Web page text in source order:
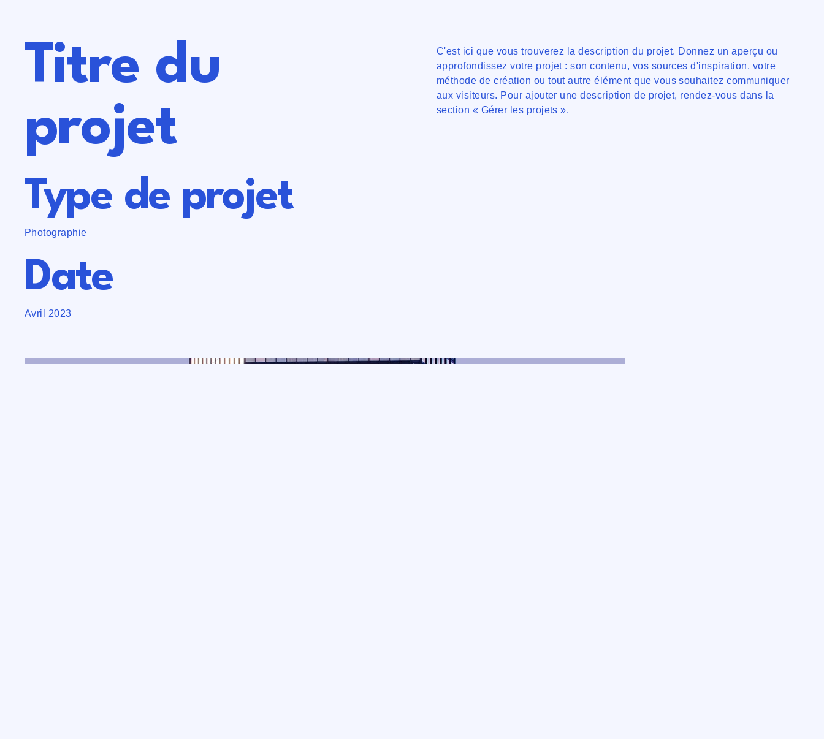
Titre du
projet
Type de projet
Photographie
Date
Avril 2023
C'est ici que vous trouverez la description du projet. Donnez un aperçu ou
approfondissez votre projet : son contenu, vos sources d'inspiration, votre
méthode de création ou tout autre élément que vous souhaitez communiquer
aux visiteurs. Pour ajouter une description de projet, rendez-vous dans la
section « Gérer les projets ».